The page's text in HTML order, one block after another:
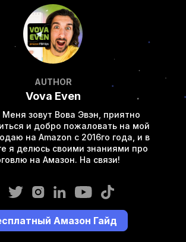
AUTHOR
Vova Even
Меня зовут Вова Эвэн, приятно
и добро пожаловать на мой
на Amazon с 2016го года, и в
я делюсь своими знаниями про
на Амазон. На связи!
Амазон Гайд